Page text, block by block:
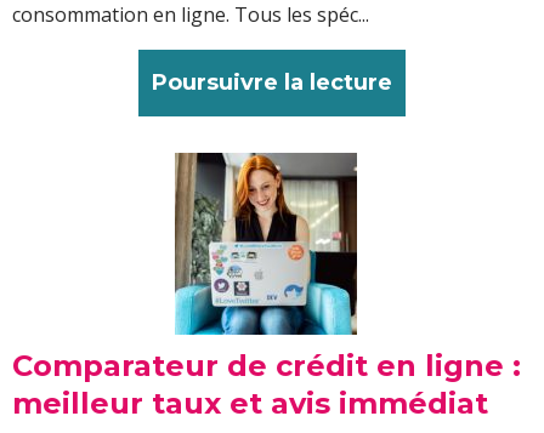
consommation en ligne. Tous les spéc...
Poursuivre la lecture
Comparateur de crédit en ligne :
meilleur taux et avis immédiat